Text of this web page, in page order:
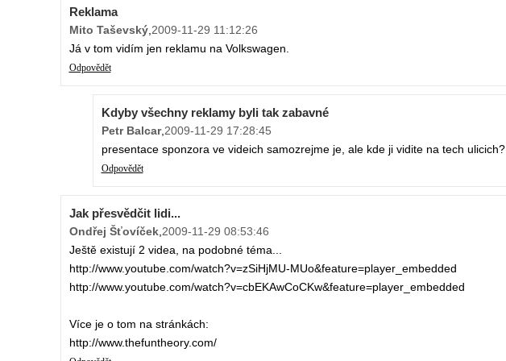
Reklama
Mito Taševský,2009-11-29 11:12:26
Já v tom vidím jen reklamu na Volkswagen.
Odpovědět
Kdyby všechny reklamy byli tak zabavné
Petr Balcar,2009-11-29 17:28:45
presentace sponzora ve videich samozrejme je, ale kde ji vidite na tech ulicich?
Odpovědět
Jak přesvědčit lidi...
Ondřej Šťovíček,2009-11-29 08:53:46
Ještě existují 2 videa, na podobné téma...
http://www.youtube.com/watch?v=zSiHjMU-MUo&feature=player_embedded
http://www.youtube.com/watch?v=cbEKAwCoCKw&feature=player_embedded
Více je o tom na stránkách:
http://www.thefuntheory.com/